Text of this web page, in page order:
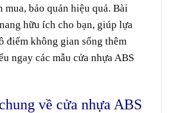
mua, bảo quản hiệu quả. Bài
hữu ích cho bạn, giúp lựa
điểm không gian sống thêm
ngay các mẫu cửa nhựa ABS
về cửa nhựa ABS